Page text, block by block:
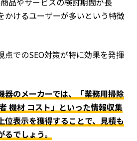
かけるユーザーが多いという特徴
点でのSEO対策が特に効果を発揮
器のメーカーでは、「業務用掃除
機材 コスト」といった情報収集
位表示を獲得することで、見積も
でしょう。